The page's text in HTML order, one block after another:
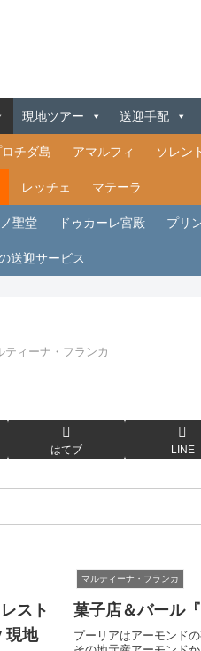
現地ツアー 送迎手配
ロチダ島 アマルフィ ソレン
レッチェ マテーラ
聖堂 ドゥカーレ宮殿 プリ
送迎サービス
ティーナ・フランカ
はてブ LINE
スト
現地
マルティーナ・フランカ
菓子店＆バール『
プーリアはアーモンド